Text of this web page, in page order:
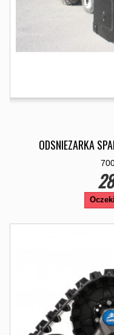
ODSNIEZARKA